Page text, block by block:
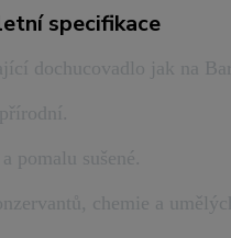
specifikace
dochucovadlo jak na
pomalu sušené.
chemie a